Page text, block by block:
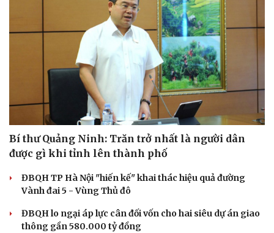
Bí thư Quảng Ninh: Trăn trở nhất là người dân
được gì khi tỉnh lên thành phố
ĐBQH TP Hà Nội "hiến kế" khai thác hiệu quả đường
Vành đai 5 - Vùng Thủ đô
ĐBQH lo ngại áp lực cân đối vốn cho hai siêu dự án giao
thông gần 580.000 tỷ đồng